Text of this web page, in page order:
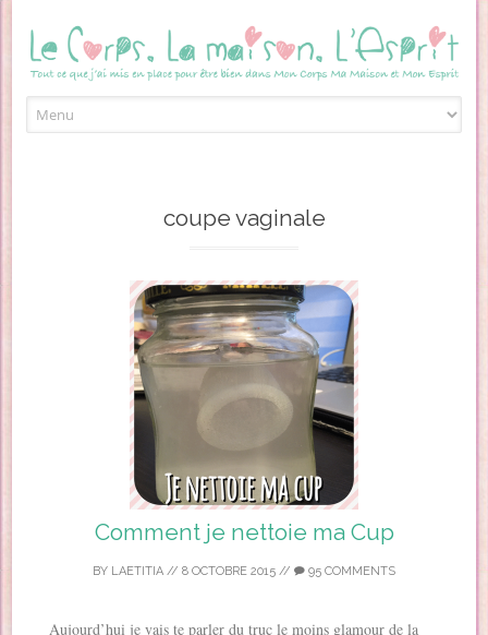
coupe vaginale
Comment je nettoie ma Cup
BY LAETITIA // 8 OCTOBRE 2015 // 95 COMMENTS
Aujourd’hui je vais te parler du truc le moins glamour de la